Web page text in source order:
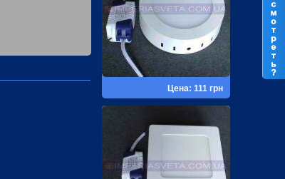
Цена: 111 грн